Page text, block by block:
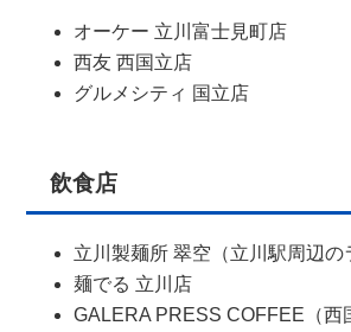
オーケー 立川富士見町店
西友 西国立店
グルメシティ 国立店
飲食店
立川製麺所 翠空（立川駅周辺の
麺でる 立川店
GALERA PRESS COFFEE（西